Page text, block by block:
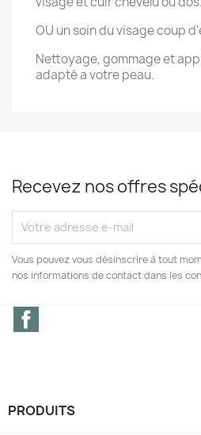
OU un soin du visage coup
Nettoyage, gommage et
adapté a votre peau.
Recevez nos offres
Vous pouvez vous désinscrire à tout
nos informations de contact dans les
PRODUITS